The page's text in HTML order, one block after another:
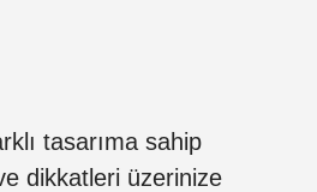
tasarıma sahip
dikkatleri üzerinize